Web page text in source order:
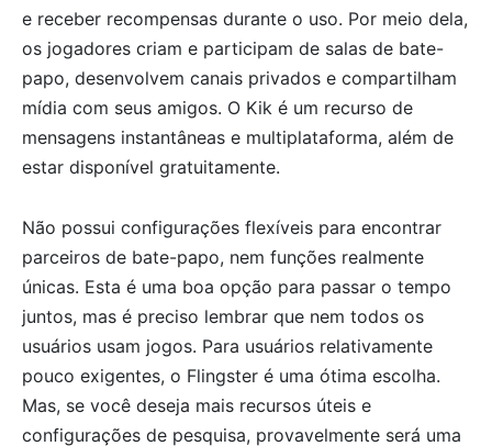
e receber recompensas durante o uso. Por meio dela,
os jogadores criam e participam de salas de bate-
papo, desenvolvem canais privados e compartilham
mídia com seus amigos. O Kik é um recurso de
mensagens instantâneas e multiplataforma, além de
estar disponível gratuitamente.
Não possui configurações flexíveis para encontrar
parceiros de bate-papo, nem funções realmente
únicas. Esta é uma boa opção para passar o tempo
juntos, mas é preciso lembrar que nem todos os
usuários usam jogos. Para usuários relativamente
pouco exigentes, o Flingster é uma ótima escolha.
Mas, se você deseja mais recursos úteis e
configurações de pesquisa, provavelmente será uma